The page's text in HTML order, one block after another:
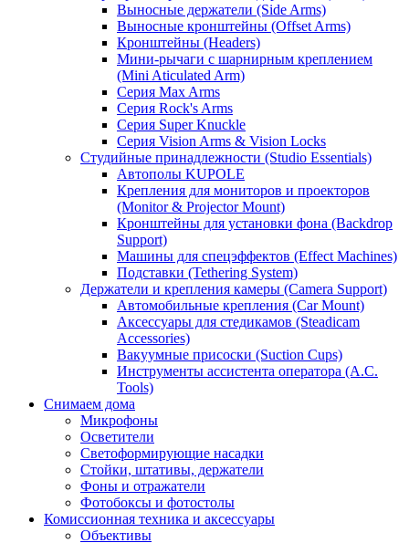
Выносные держатели (Side Arms)
Выносные кронштейны (Offset Arms)
Кронштейны (Headers)
Мини-рычаги с шарнирным креплением
(Mini Aticulated Arm)
Серия Max Arms
Серия Rock's Arms
Серия Super Knuckle
Серия Vision Arms & Vision Locks
Студийные принадлежности (Studio Essentials)
Автополы KUPOLE
Крепления для мониторов и проекторов
(Monitor & Projector Mount)
Кронштейны для установки фона (Backdrop
Support)
Машины для спецэффектов (Effect Machines)
Подставки (Tethering System)
Держатели и крепления камеры (Camera Support)
Автомобильные крепления (Car Mount)
Аксессуары для стедикамов (Steadicam
Accessories)
Вакуумные присоски (Suction Cups)
Инструменты ассистента оператора (A.C.
Tools)
Снимаем дома
Микрофоны
Осветители
Светоформирующие насадки
Стойки, штативы, держатели
Фоны и отражатели
Фотобоксы и фотостолы
Комиссионная техника и аксессуары
Объективы